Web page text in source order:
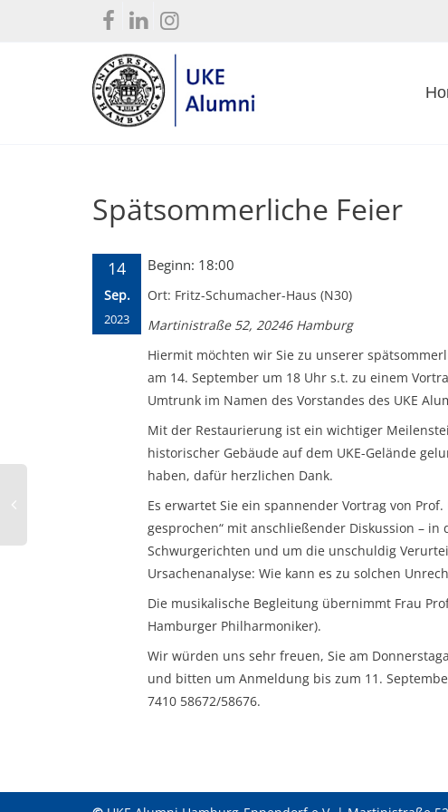
Spätsommerliche Feier
14
Sep.
2023
Beginn: 18:00
Ort: Fritz-Schumacher-Haus (N30)
Martinistraße 52, 20246 Hamburg
Hiermit möchten wir Sie zu unserer
am 14. September um 18 Uhr s.t. zu einem
Umtrunk im Namen des Vorstandes des UKE
Mit der Restaurierung ist ein wichtiger
historischer Gebäude auf dem UKE-Gelände
haben, dafür herzlichen Dank.
Es erwartet Sie ein spannender Vortrag von
gesprochen“ mit anschließender Diskussion –
Schwurgerichten und um die unschuldig
Ursachenanalyse: Wie kann es zu solchen
Die musikalische Begleitung übernimmt Frau
Hamburger Philharmoniker).
Wir würden uns sehr freuen, Sie am
und bitten um Anmeldung bis zum 11.
7410 58672/58676.